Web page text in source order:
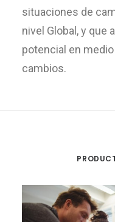
situaciones de
nivel Global, y que
potencial en
cambios.